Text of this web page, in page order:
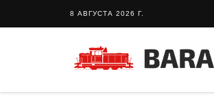
8 АВГУСТА 2026 Г.